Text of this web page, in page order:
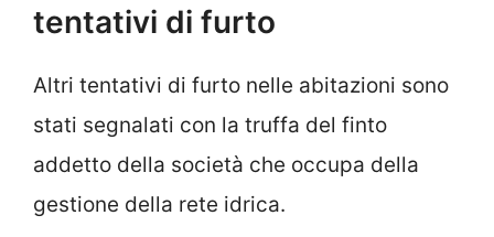
tentativi di furto
Altri tentativi di furto nelle abitazioni sono
stati segnalati con la truffa del finto
addetto della società che occupa della
gestione della rete idrica.